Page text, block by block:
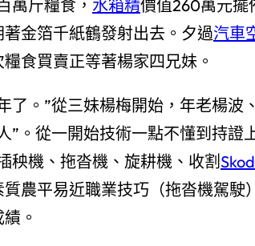
萬斤糧食， 水箱精價值260萬元擺
金箔千紙鶴發射出去。夕過汽車
食買賣正等著楊家四兄妹。
了。”從三妹楊梅開始，年老楊
”。從一開始技術一點不懂到持證
秧機、拖沓機、旋耕機、收割
農平易近職業技巧（拖沓機駕
。